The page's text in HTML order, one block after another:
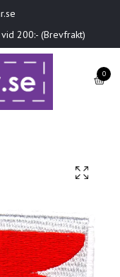
200:- (Brevfrakt)
0